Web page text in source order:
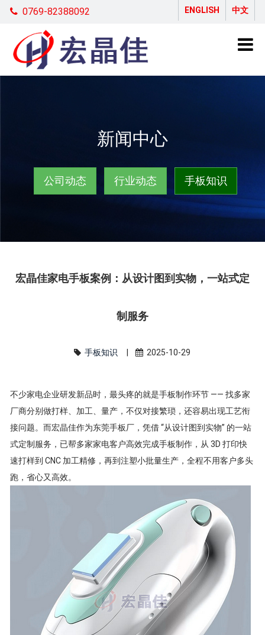
ENGLISH 中文
0769-82388092
新闻中心
公司动态 行业动态 手板知识
宏晶佳家电手板案例：从设计图到实物，一站式定
制服务
手板知识 | 2025-10-29
不少家电企业研发新品时，最头疼的就是手板制作环节 —— 找多家
厂商分别做打样、加工、量产，不仅对接繁琐，还容易出现工艺衔
接问题。而宏晶佳作为东莞手板厂，凭借 “从设计图到实物” 的一站
式定制服务，已帮多家家电客户高效完成手板制作，从 3D 打印快
速打样到 CNC 加工精修，再到注塑小批量生产，全程不用客户多头
跑，省心又高效。